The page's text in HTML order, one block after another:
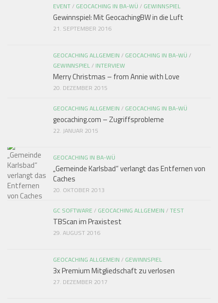
EVENT/ GEOCACHING IN BA-WÜ / GEWINNSPIEL
Gewinnspiel: Mit GeocachingBW in die Luft
21. SEPTEMBER 2016
GEOCACHING ALLGEMEIN / GEOCACHING IN BA-WÜ /
GEWINNSPIEL/ INTERVIEW
Merry Christmas – from Annie with Love
20. DEZEMBER 2015
GEOCACHING ALLGEMEIN / GEOCACHING IN BA-WÜ
geocaching.com – Zugriffsprobleme
22. JANUAR 2015
GEOCACHING IN BA-WÜ
„Gemeinde Karlsbad“ verlangt das Entfernen von
Caches
20. OKTOBER 2013
GC SOFTWARE / GEOCACHING ALLGEMEIN /TEST
TBScan im Praxistest
29. AUGUST 2016
GEOCACHING ALLGEMEIN / GEWINNSPIEL
3x Premium Mitgliedschaft zu verlosen
27. DEZEMBER 2017